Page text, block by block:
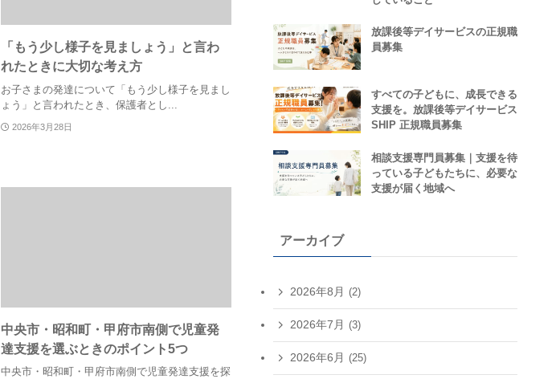
「もう少し様子を見ましょう」と言わ
れたときに大切な考え方
お子さまの発達について「もう少し様子を見まし
ょう」と言われたとき、保護者とし...
2026年3月28日
中央市・昭和町・甲府市南側で児童発
達支援を選ぶときのポイント5つ
中央市・昭和町・甲府市南側で児童発達支援を探
放課後等デイサービスの正規職
員募集
すべての子どもに、成長できる
支援を。放課後等デイサービス
SHIP 正規職員募集
相談支援専門員募集｜支援を待
っている子どもたちに、必要な
支援が届く地域へ
アーカイブ
2026年8月 (2)
2026年7月 (3)
2026年6月 (25)